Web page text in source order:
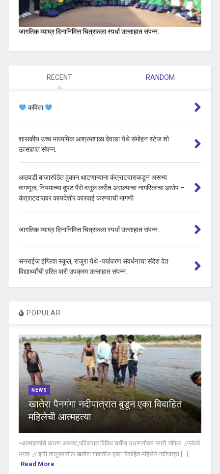
जागतिक व्याघ्र दिनानिमित्त चित्रकला स्पर्धा उत्साहात संपन्न.
RECENT RANDOM
कविता
शासकीय उच्च माध्यमिक आश्रमशाळा देवाडा येथे संमोहन स्टेज शो
उत्साहात संपन्न.
आठवडी बाजारपेठेत दुकान थाटणाऱ्याना कंत्राटदाराकडून असभ्य
वागणूक, नियमाच्या दुपट पैसे वसुल करीत असल्याचा नागरिकांचा आरोप –
कंत्राटदारावर कायदेशीर कारवाई करण्याची मागणी
जागतिक व्याघ्र दिनानिमित्त चित्रकला स्पर्धा उत्साहात संपन्न.
सनराईज इंग्लिश स्कूल, राजुरा येथे -पर्यावरण संवर्धनाचा संदेश देत
विद्यार्थ्यांची हरित वारी उपक्रम उत्साहात संपन्न.
POPULAR
NEWS
खातेरा पैनगंगा नदीपात्रात बुडून एका विवाहित
महिलेची आत्महत्या
•आत्महत्यांचे कारण अस्पष्ट,परिसरात विविध चर्चेंना उधाणगौतम नगरी चौफेर //संघर्ष
भगत // झरी तालुक्यातील खातेरा गावातील एका विवाहित महिलेने नदीपात्रा [...]
Read More